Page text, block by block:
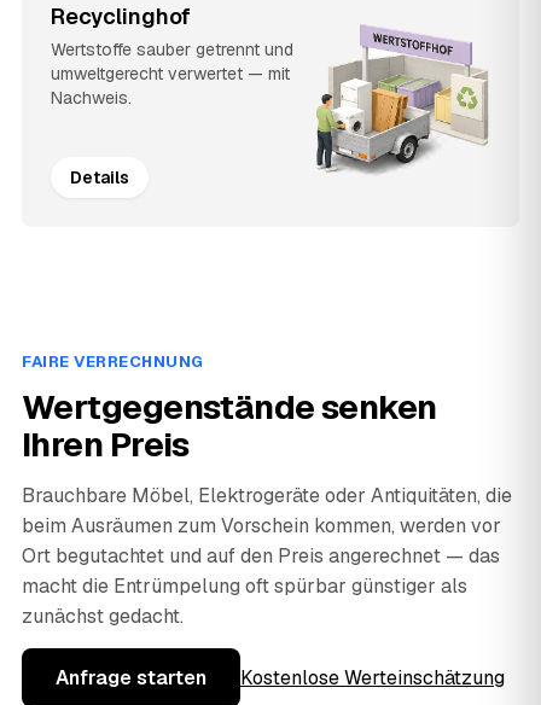
Recyclinghof
Wertstoffe sauber getrennt und
umweltgerecht verwertet — mit
Nachweis.
Details
FAIRE VERRECHNUNG
Wertgegenstände senken
Ihren Preis
Brauchbare Möbel, Elektrogeräte oder Antiquitäten, die
beim Ausräumen zum Vorschein kommen, werden vor
Ort begutachtet und auf den Preis angerechnet — das
macht die Entrümpelung oft spürbar günstiger als
zunächst gedacht.
Anfrage starten Kostenlose Werteinschätzung